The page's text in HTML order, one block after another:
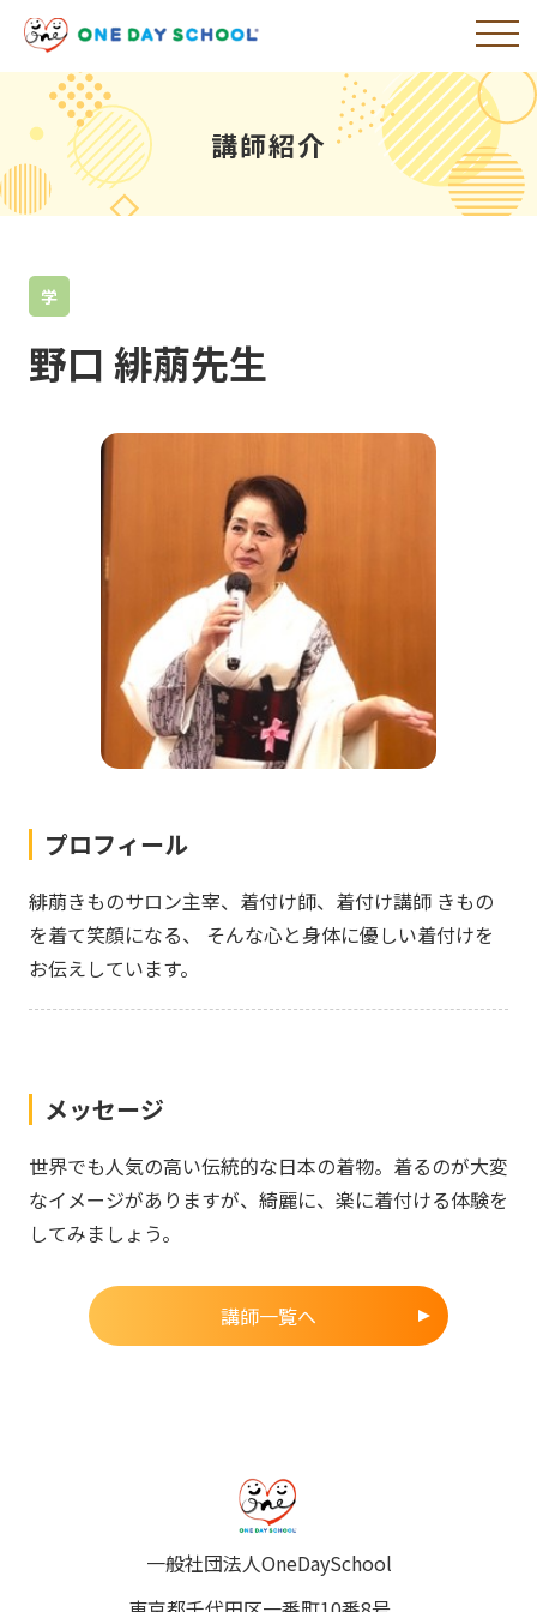
講師紹介
学
野口 緋萠先生
プロフィール
緋萠きものサロン主宰、着付け師、着付け講師 きもの
を着て笑顔になる、 そんな心と身体に優しい着付けを
お伝えしています。
メッセージ
世界でも人気の高い伝統的な日本の着物。着るのが大変
なイメージがありますが、綺麗に、楽に着付ける体験を
してみましょう。
講師一覧へ
一般社団法人OneDaySchool